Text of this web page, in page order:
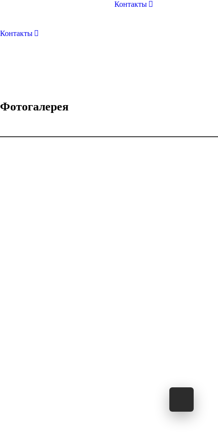
Контакты
Контакты
Фотогалерея